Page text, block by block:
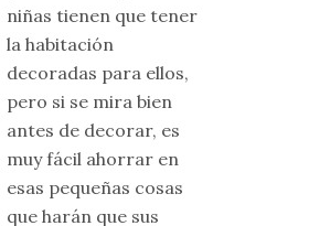
niñas tienen que tener
la habitación
decoradas para ellos,
pero si se mira bien
antes de decorar, es
muy fácil ahorrar en
esas pequeñas cosas
que harán que sus